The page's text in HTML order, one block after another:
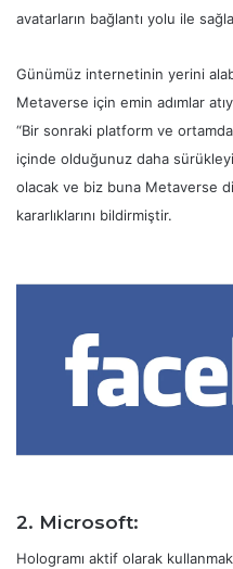
avatarların bağlantı yolu ile
Günümüz internetinin yerini
Metaverse için emin adımlar
“Bir sonraki platform ve
içinde olduğunuz daha
olacak ve biz buna Metaverse
kararlıklarını bildirmiştir.
2. Microsoft:
Hologramı aktif olarak